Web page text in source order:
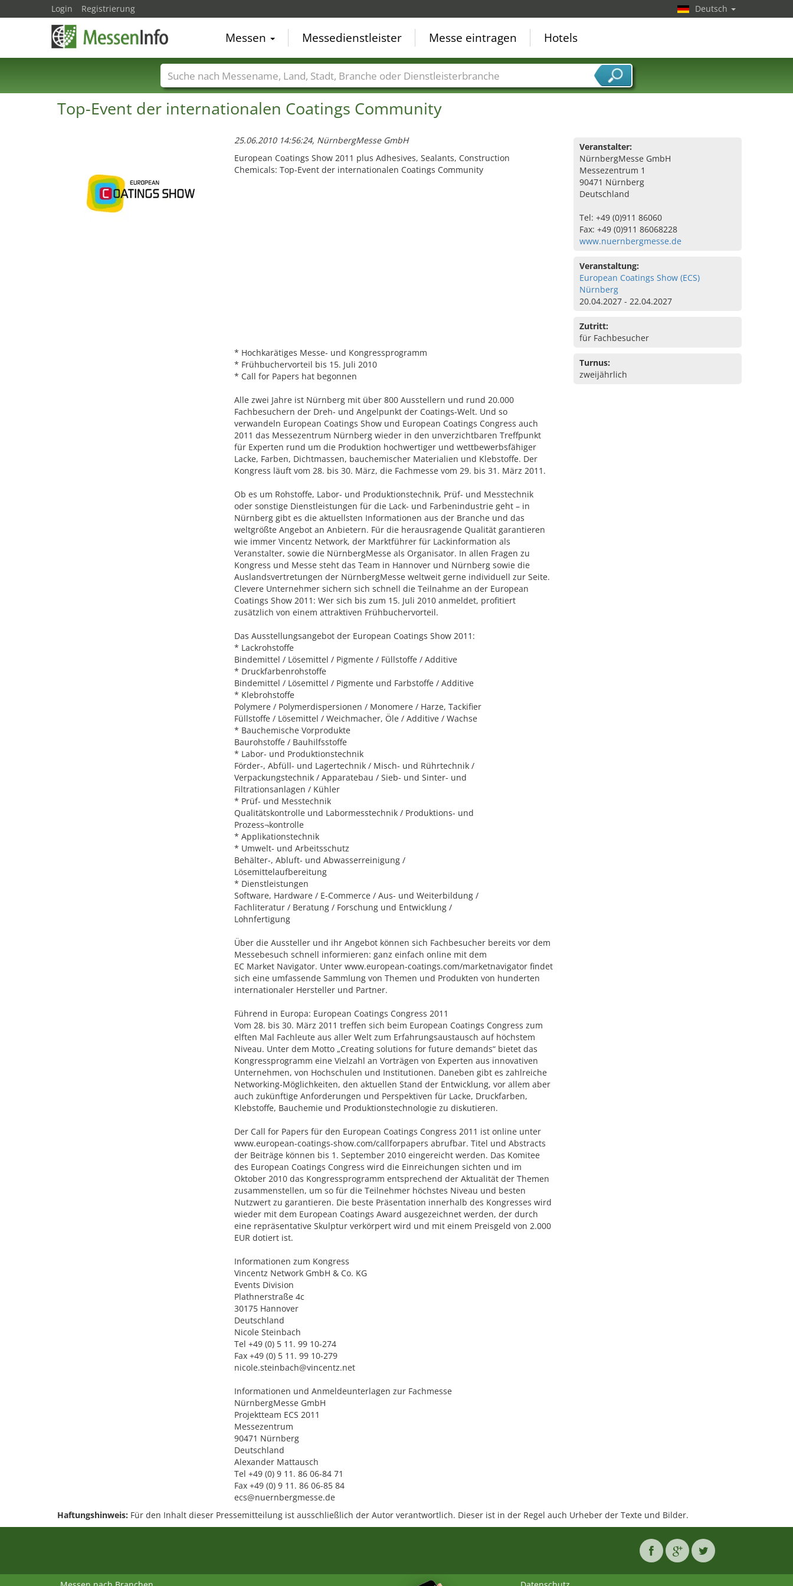
Top-Event der internationalen Coatings Community
25.06.2010 14:56:24, NürnbergMesse GmbH
European Coatings Show 2011 plus Adhesives, Sealants, Construction
Chemicals: Top-Event der internationalen Coatings Community
* Hochkarätiges Messe- und Kongressprogramm
* Frühbuchervorteil bis 15. Juli 2010
* Call for Papers hat begonnen
Alle zwei Jahre ist Nürnberg mit über 800 Ausstellern und rund 20.000
Fachbesuchern der Dreh- und Angelpunkt der Coatings-Welt. Und so
verwandeln European Coatings Show und European Coatings Congress auch
2011 das Messezentrum Nürnberg wieder in den unverzichtbaren Treffpunkt
für Experten rund um die Produktion hochwertiger und wettbewerbsfähiger
Lacke, Farben, Dichtmassen, bauchemischer Materialien und Klebstoffe. Der
Kongress läuft vom 28. bis 30. März, die Fachmesse vom 29. bis 31. März 2011.
Ob es um Rohstoffe, Labor- und Produktionstechnik, Prüf- und Messtechnik
oder sonstige Dienstleistungen für die Lack- und Farbenindustrie geht – in
Nürnberg gibt es die aktuellsten Informationen aus der Branche und das
weltgrößte Angebot an Anbietern. Für die herausragende Qualität garantieren
wie immer Vincentz Network, der Marktführer für Lackinformation als
Veranstalter, sowie die NürnbergMesse als Organisator. In allen Fragen zu
Kongress und Messe steht das Team in Hannover und Nürnberg sowie die
Auslandsvertretungen der NürnbergMesse weltweit gerne individuell zur Seite.
Clevere Unternehmer sichern sich schnell die Teilnahme an der European
Coatings Show 2011: Wer sich bis zum 15. Juli 2010 anmeldet, profitiert
zusätzlich von einem attraktiven Frühbuchervorteil.
Das Ausstellungsangebot der European Coatings Show 2011:
* Lackrohstoffe
Bindemittel / Lösemittel / Pigmente / Füllstoffe / Additive
* Druckfarbenrohstoffe
Bindemittel / Lösemittel / Pigmente und Farbstoffe / Additive
* Klebrohstoffe
Polymere / Polymerdispersionen / Monomere / Harze, Tackifier
Füllstoffe / Lösemittel / Weichmacher, Öle / Additive / Wachse
* Bauchemische Vorprodukte
Baurohstoffe / Bauhilfsstoffe
* Labor- und Produktionstechnik
Förder-, Abfüll- und Lagertechnik / Misch- und Rührtechnik /
Verpackungstechnik / Apparatebau / Sieb- und Sinter- und
Filtrationsanlagen / Kühler
* Prüf- und Messtechnik
Qualitätskontrolle und Labormesstechnik / Produktions- und
Prozess¬kontrolle
* Applikationstechnik
* Umwelt- und Arbeitsschutz
Behälter-, Abluft- und Abwasserreinigung /
Lösemittelaufbereitung
* Dienstleistungen
Software, Hardware / E-Commerce / Aus- und Weiterbildung /
Fachliteratur / Beratung / Forschung und Entwicklung /
Lohnfertigung
Über die Aussteller und ihr Angebot können sich Fachbesucher bereits vor dem
Messebesuch schnell informieren: ganz einfach online mit dem
EC Market Navigator. Unter www.european-coatings.com/marketnavigator findet
sich eine umfassende Sammlung von Themen und Produkten von hunderten
internationaler Hersteller und Partner.
Führend in Europa: European Coatings Congress 2011
Vom 28. bis 30. März 2011 treffen sich beim European Coatings Congress zum
elften Mal Fachleute aus aller Welt zum Erfahrungsaustausch auf höchstem
Niveau. Unter dem Motto „Creating solutions for future demands“ bietet das
Kongressprogramm eine Vielzahl an Vorträgen von Experten aus innovativen
Unternehmen, von Hochschulen und Institutionen. Daneben gibt es zahlreiche
Networking-Möglichkeiten, den aktuellen Stand der Entwicklung, vor allem aber
auch zukünftige Anforderungen und Perspektiven für Lacke, Druckfarben,
Klebstoffe, Bauchemie und Produktionstechnologie zu diskutieren.
Der Call for Papers für den European Coatings Congress 2011 ist online unter
www.european-coatings-show.com/callforpapers abrufbar. Titel und Abstracts
der Beiträge können bis 1. September 2010 eingereicht werden. Das Komitee
des European Coatings Congress wird die Einreichungen sichten und im
Oktober 2010 das Kongressprogramm entsprechend der Aktualität der Themen
zusammenstellen, um so für die Teilnehmer höchstes Niveau und besten
Nutzwert zu garantieren. Die beste Präsentation innerhalb des Kongresses wird
wieder mit dem European Coatings Award ausgezeichnet werden, der durch
eine repräsentative Skulptur verkörpert wird und mit einem Preisgeld von 2.000
EUR dotiert ist.
Informationen zum Kongress
Vincentz Network GmbH & Co. KG
Events Division
Plathnerstraße 4c
30175 Hannover
Deutschland
Nicole Steinbach
Tel +49 (0) 5 11. 99 10-274
Fax +49 (0) 5 11. 99 10-279
nicole.steinbach@vincentz.net
Informationen und Anmeldeunterlagen zur Fachmesse
NürnbergMesse GmbH
Projektteam ECS 2011
Messezentrum
90471 Nürnberg
Deutschland
Alexander Mattausch
Tel +49 (0) 9 11. 86 06-84 71
Fax +49 (0) 9 11. 86 06-85 84
ecs@nuernbergmesse.de
Veranstalter:
NürnbergMesse GmbH
Messezentrum 1
90471 Nürnberg
Deutschland
Tel: +49 (0)911 86060
Fax: +49 (0)911 86068228
www.nuernbergmesse.de
Veranstaltung:
European Coatings Show (ECS)
Nürnberg
20.04.2027 - 22.04.2027
Zutritt:
für Fachbesucher
Turnus:
zweijährlich
Haftungshinweis: Für den Inhalt dieser Pressemitteilung ist ausschließlich der Autor verantwortlich. Dieser ist in der Regel auch Urheber der Texte und Bilder.
Login Registrierung Deutsch
Messen Messedienstleister Messe eintragen Hotels
Messenamen Länder Städte Branchen Dienstleisterbranchen